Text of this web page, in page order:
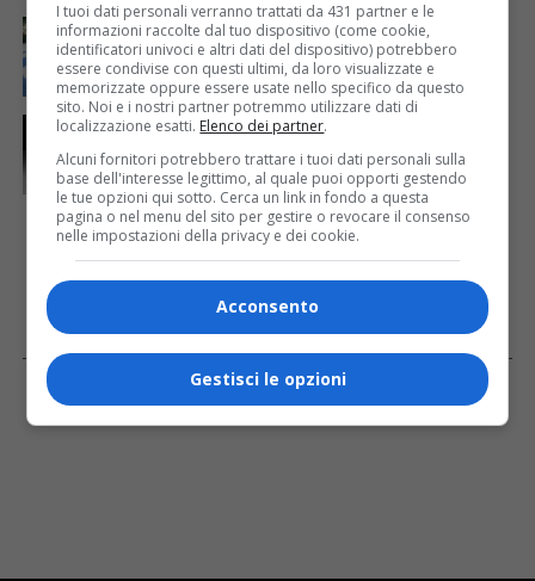
CRONACA & ATTUALITÀ 4 giorni fa
Arrivano 142 nuovi poliziotti in Friuli-Venezia Giulia:
61 saranno assegnati a Trieste
CRONACA & ATTUALITÀ 1 giorno fa
Due terremoti in poche ore scuotono la Croazia: la
scossa più forte sul Quarnero
Facebook
I tuoi dati personali verranno trattati da 431 partner e le
informazioni raccolte dal tuo dispositivo (come cookie,
identificatori univoci e altri dati del dispositivo) potrebbero
essere condivise con questi ultimi, da loro visualizzate e
memorizzate oppure essere usate nello specifico da questo
sito. Noi e i nostri partner potremmo utilizzare dati di
localizzazione esatti. Elenco dei partner.
Alcuni fornitori potrebbero trattare i tuoi dati personali sulla
base dell'interesse legittimo, al quale puoi opporti gestendo
le tue opzioni qui sotto. Cerca un link in fondo a questa
pagina o nel menu del sito per gestire o revocare il consenso
nelle impostazioni della privacy e dei cookie.
Acconsento
Gestisci le opzioni